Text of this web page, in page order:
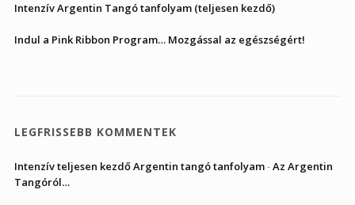
Intenzív Argentin Tangó tanfolyam (teljesen kezdő)
Indul a Pink Ribbon Program… Mozgással az egészségért!
LEGFRISSEBB KOMMENTEK
Intenzív teljesen kezdő Argentin tangó tanfolyam-Az Argentin
Tangóról…